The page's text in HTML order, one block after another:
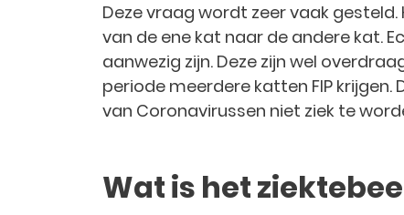
Deze vraag wordt zeer vaak
van de ene kat naar de andere kat.
aanwezig zijn. Deze zijn wel
periode meerdere katten FIP
van Coronavirussen niet ziek te
Wat is het